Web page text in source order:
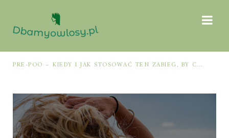
PRE-POO – KIEDY I JAK STOSOWAĆ TEN ZABIEG, BY CHRONIĆ I NAWILŻAĆ WŁOSY PRZED MYCIEM SZAMPONEM